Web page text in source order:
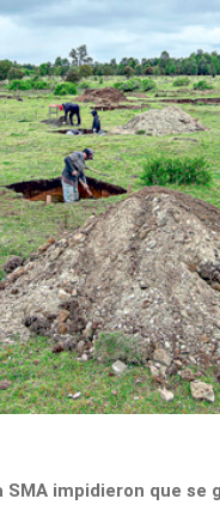
impidieron que se